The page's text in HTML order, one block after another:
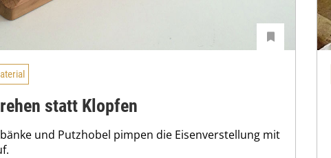
statt Klopfen
und Putzhobel pimpen die Eisenverstellung mit